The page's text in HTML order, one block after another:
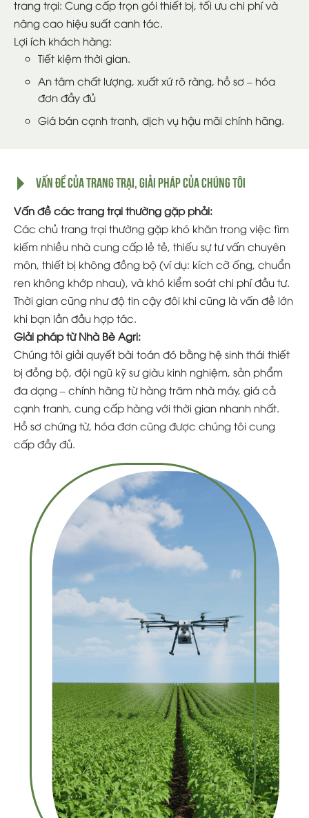
trang trại: Cung cấp trọn gói thiết bị, tối ưu chi phí và
nâng cao hiệu suất canh tác.
Lợi ích khách hàng:
Tiết kiệm thời gian.
An tâm chất lượng, xuất xứ rõ ràng, hồ sơ – hóa
đơn đầy đủ
Giá bán cạnh tranh, dịch vụ hậu mãi chính hãng.
VẤN ĐỀ CỦA TRANG TRẠI, GIẢI PHÁP CỦA CHÚNG TÔI
Vấn đề các trang trại thường gặp phải:
Các chủ trang trại thường gặp khó khăn trong việc tìm
kiếm nhiều nhà cung cấp lẻ tẻ, thiếu sự tư vấn chuyên
môn, thiết bị không đồng bộ (ví dụ: kích cỡ ống, chuẩn
ren không khớp nhau), và khó kiểm soát chi phí đầu tư.
Thời gian cũng như độ tin cậy đôi khi cũng là vấn đề lớn
khi bạn lần đầu hợp tác.
Giải pháp từ Nhà Bè Agri:
Chúng tôi giải quyết bài toán đó bằng hệ sinh thái thiết
bị đồng bộ, đội ngũ kỹ sư giàu kinh nghiệm, sản phẩm
đa dạng – chính hãng từ hàng trăm nhà máy, giá cả
cạnh tranh, cung cấp hàng với thời gian nhanh nhất.
Hồ sơ chứng từ, hóa đơn cũng được chúng tôi cung
cấp đầy đủ.